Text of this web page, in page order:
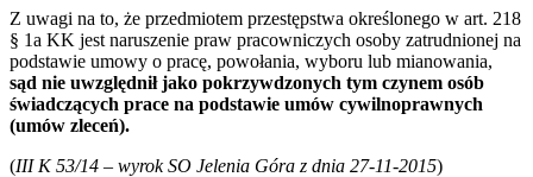
Z uwagi na to, że przedmiotem przestępstwa określonego w art. 218
§ 1a KK jest naruszenie praw pracowniczych osoby zatrudnionej na
podstawie umowy o pracę, powołania, wyboru lub mianowania,
sąd nie uwzględnił jako pokrzywdzonych tym czynem osób
świadczących prace na podstawie umów cywilnoprawnych
(umów zleceń).
(III K 53/14 – wyrok SO Jelenia Góra z dnia 27-11-2015)